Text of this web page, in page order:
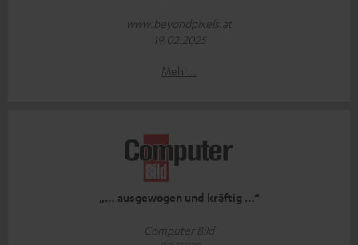
www.beyondpixels.at
19.02.2025
Mehr...
„… ausgewogen und kräftig …“
Computer Bild